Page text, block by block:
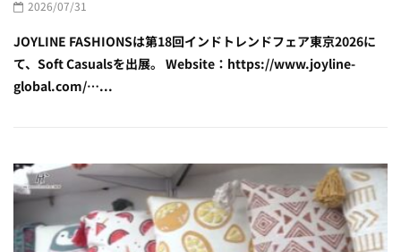
2026/07/31
JOYLINE FASHIONSは第18回インドトレンドフェア東京2026に
て、Soft Casualsを出展。 Website：https://www.joyline-
global.com/…...